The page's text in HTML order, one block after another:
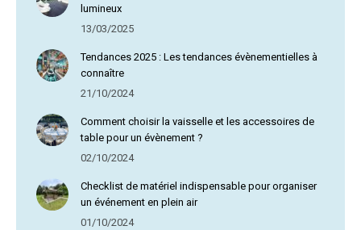
lumineux
13/03/2025
Tendances 2025 : Les tendances évènementielles à
connaître
21/10/2024
Comment choisir la vaisselle et les accessoires de
table pour un évènement ?
02/10/2024
Checklist de matériel indispensable pour organiser
un événement en plein air
01/10/2024